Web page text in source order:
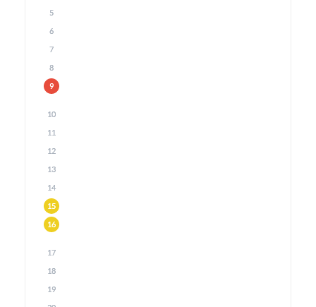
5
6
7
8
9
10
11
12
13
14
15
16
17
18
19